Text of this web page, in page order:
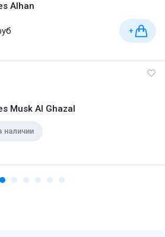
Alhan
+
Musk Al Ghazal
наличии